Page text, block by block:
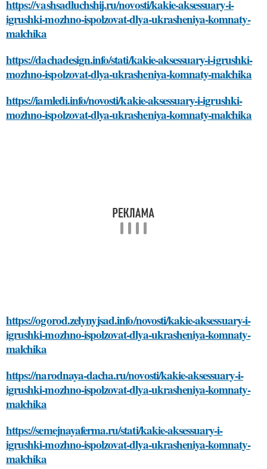
https://vashsadluchshij.ru/novosti/kakie-aksessuary-i-
igrushki-mozhno-ispolzovat-dlya-ukrasheniya-komnaty-
malchika
https://dachadesign.info/stati/kakie-aksessuary-i-igrushki-
mozhno-ispolzovat-dlya-ukrasheniya-komnaty-malchika
https://iamledi.info/novosti/kakie-aksessuary-i-igrushki-
mozhno-ispolzovat-dlya-ukrasheniya-komnaty-malchika
https://ogorod.zelynyjsad.info/novosti/kakie-aksessuary-i-
igrushki-mozhno-ispolzovat-dlya-ukrasheniya-komnaty-
malchika
https://narodnaya-dacha.ru/novosti/kakie-aksessuary-i-
igrushki-mozhno-ispolzovat-dlya-ukrasheniya-komnaty-
malchika
https://semejnayaferma.ru/stati/kakie-aksessuary-i-
igrushki-mozhno-ispolzovat-dlya-ukrasheniya-komnaty-
malchika